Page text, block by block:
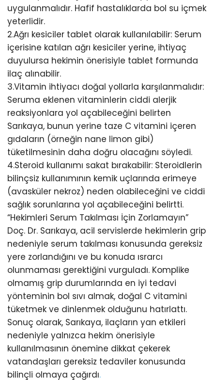
uygulanmalıdır. Hafif hastalıklarda bol su içmek
yeterlidir.
2.Ağrı kesiciler tablet olarak kullanılabilir: Serum
içerisine katılan ağrı kesiciler yerine, ihtiyaç
duyulursa hekimin önerisiyle tablet formunda
ilaç alınabilir.
3.Vitamin ihtiyacı doğal yollarla karşılanmalıdır:
Seruma eklenen vitaminlerin ciddi alerjik
reaksiyonlara yol açabileceğini belirten
Sarıkaya, bunun yerine taze C vitamini içeren
gıdaların (örneğin nane limon gibi)
tüketilmesinin daha doğru olacağını söyledi.
4.Steroid kullanımı sakat bırakabilir: Steroidlerin
bilinçsiz kullanımının kemik uçlarında erimeye
(avasküler nekroz) neden olabileceğini ve ciddi
sağlık sorunlarına yol açabileceğini belirtti.
“Hekimleri Serum Takılması İçin Zorlamayın”
Doç. Dr. Sarıkaya, acil servislerde hekimlerin grip
nedeniyle serum takılması konusunda gereksiz
yere zorlandığını ve bu konuda ısrarcı
olunmaması gerektiğini vurguladı. Komplike
olmamış grip durumlarında en iyi tedavi
yönteminin bol sıvı almak, doğal C vitamini
tüketmek ve dinlenmek olduğunu hatırlattı.
Sonuç olarak, Sarıkaya, ilaçların yan etkileri
nedeniyle yalnızca hekim önerisiyle
kullanılmasının önemine dikkat çekerek
vatandaşları gereksiz tedaviler konusunda
bilinçli olmaya çağırdı.